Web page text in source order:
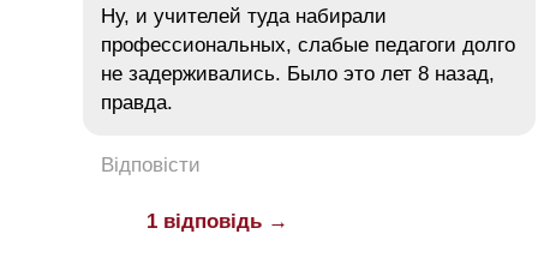
Ну, и учителей туда набирали
профессиональных, слабые педагоги долго
не задерживались. Было это лет 8 назад,
правда.
Відповісти
1 відповідь →